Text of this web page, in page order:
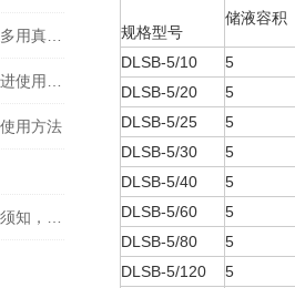
用方法
规格型号
储液容积
DLSB-5/10
5
DLSB-5/20
5
DLSB-5/25
5
DLSB-5/30
5
DLSB-5/40
5
DLSB-5/60
5
DLSB-5/80
5
DLSB-5/120
5